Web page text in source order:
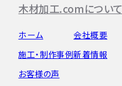
木材加工.comについて
ホーム
施工・制作事例
お客様の声
会社概要
新着情報